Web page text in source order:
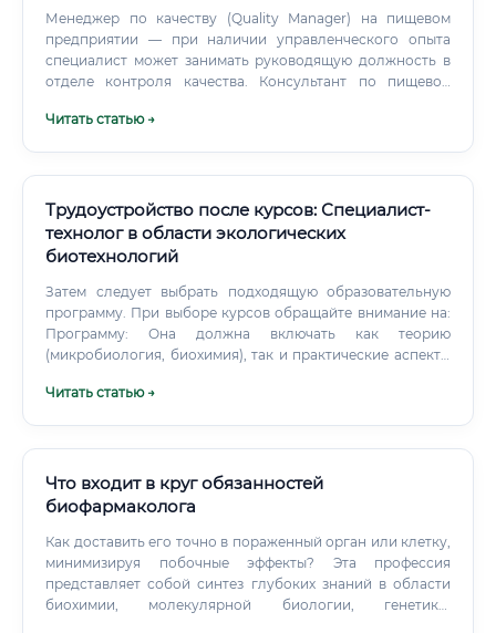
Менеджер по качеству (Quality Manager) на пищевом
предприятии — при наличии управленческого опыта
специалист может занимать руководящую должность в
отделе контроля качества. Консультант по пищевой
консалтинговых компаниях, помогает предприятиям
предприятиях, выпускающих корма для животных с
применением биотехнологических методов.
Читать статью →
Трудоустройство после курсов: Специалист-
технолог в области экологических
биотехнологий
Затем следует выбрать подходящую образовательную
программу. При выборе курсов обращайте внимание на:
Программу: Она должна включать как теорию
(микробиология, биохимия), так и практические аспекты
Читать статью →
Что входит в круг обязанностей
биофармаколога
Как доставить его точно в пораженный орган или клетку,
минимизируя побочные эффекты? Эта профессия
представляет собой синтез глубоких знаний в области
биохимии, молекулярной биологии, генетики,